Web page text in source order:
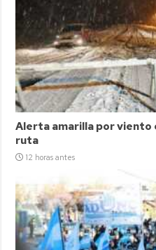
Alerta amarilla por viento
ruta
12 horas antes